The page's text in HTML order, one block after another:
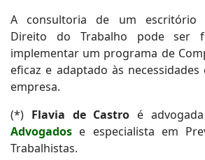
A consultoria de um escritório
Direito do Trabalho pode ser
implementar um programa de
eficaz e adaptado às necessidades
empresa.
(*) Flavia de Castro é
Advogados e especialista em
Trabalhistas.